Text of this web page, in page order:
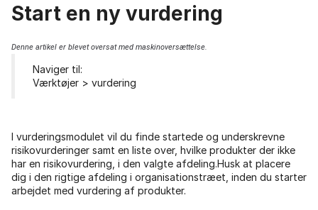
Start en ny vurdering
Denne artikel er blevet oversat med maskinoversættelse.
Naviger til:
Værktøjer > vurdering
I vurderingsmodulet vil du finde startede og underskrevne
risikovurderinger samt en liste over, hvilke produkter der ikke
har en risikovurdering, i den valgte afdeling.Husk at placere
dig i den rigtige afdeling i organisationstræet, inden du starter
arbejdet med vurdering af produkter.